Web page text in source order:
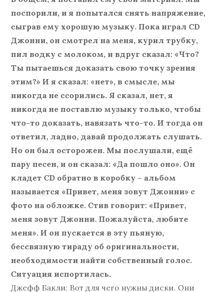
поспорили, и я попытался снять напряжение,
сыграв ему хорошую музыку. Пока играл CD
Джонни, он смотрел на меня, курил трубку,
пил водку с молоком, и вдруг сказал: «Что?
Ты пытаешься доказать свою точку зрения
этим?» И я сказал: «нет», в смысле, мы
никогда не ссорились. Я сказал, нет, я
никогда не поставлю музыку только, чтобы
что-то доказать, навязать что-то. И тогда он
ответил, ладно, давай продолжать слушать.
Но он был осторожен. Мы послушали, ещё
пару песен, и он сказал: «Да пошло оно». Он
кладет CD обратно в коробку – альбом
называется «Привет, меня зовут Джонни» с
фото на обложке. Стив говорит: «Привет,
меня зовут Джонни. Пожалуйста, любите
меня». И он пускается в эту пьяную,
бессвязную тираду об оригинальности,
необходимости найти собственный голос.
Ситуация испортилась.
Джефф Бакли: Вот для чего нужны диски. Они